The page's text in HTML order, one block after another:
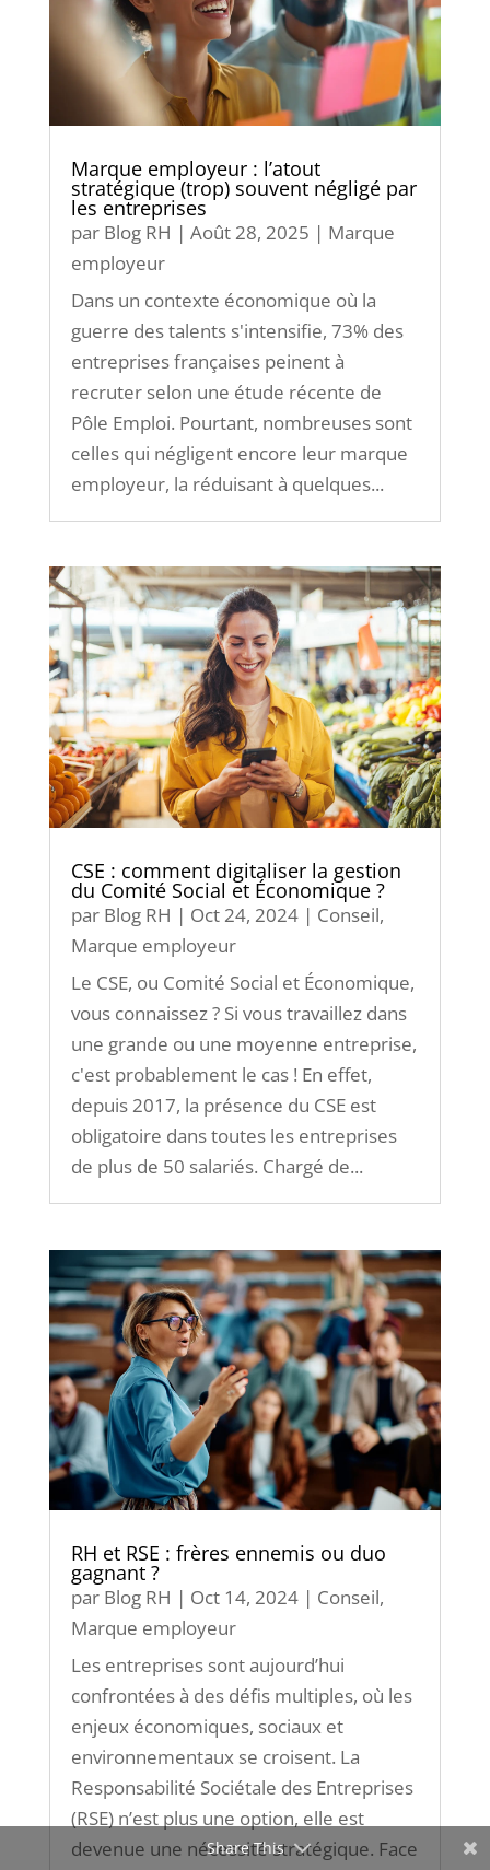
Marque employeur : l’atout
stratégique (trop) souvent négligé par
les entreprises
par Blog RH | Août 28, 2025 | Marque
employeur
Dans un contexte économique où la
guerre des talents s'intensifie, 73% des
entreprises françaises peinent à
recruter selon une étude récente de
Pôle Emploi. Pourtant, nombreuses sont
celles qui négligent encore leur marque
employeur, la réduisant à quelques...
CSE : comment digitaliser la gestion
du Comité Social et Économique ?
par Blog RH | Oct 24, 2024| Conseil,
Marque employeur
Le CSE, ou Comité Social et Économique,
vous connaissez ? Si vous travaillez dans
une grande ou une moyenne entreprise,
c'est probablement le cas ! En effet,
depuis 2017, la présence du CSE est
obligatoire dans toutes les entreprises
de plus de 50 salariés. Chargé de...
RH et RSE : frères ennemis ou duo
gagnant ?
par Blog RH | Oct 14, 2024| Conseil,
Marque employeur
Les entreprises sont aujourd’hui
confrontées à des défis multiples, où les
enjeux économiques, sociaux et
environnementaux se croisent. La
Responsabilité Sociétale des Entreprises
(RSE) n’est plus une option, elle est
devenue une nécessité stratégique. Face
Share This